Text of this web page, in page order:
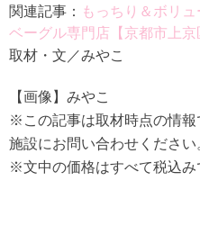
関連記事： もっちり＆ボリ
ベーグル専門店【京都市上京
取材・文／みやこ
【画像】みやこ
※この記事は取材時点の情報
施設にお問い合わせください
※文中の価格はすべて税込み